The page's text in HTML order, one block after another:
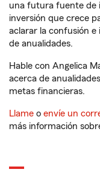
una futura fuente de
inversión que crece
aclarar la confusión
de anualidades.
Hable con Angelica
acerca de
metas financieras.
Llame o envíe un
más información